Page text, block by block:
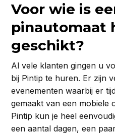
Voor wie is
pinautomaat
geschikt?
Al vele klanten gingen u
bij Pintip te huren. Er zijn
evenementen waarbij er
gemaakt van een mobiele
Pintip kun je heel
een aantal dagen, een